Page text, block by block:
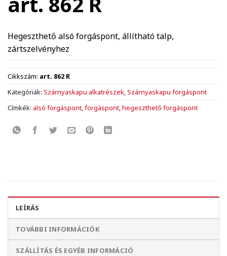
Hegeszthető alsó forgáspont, állítható talp,
zártszelvényhez
Cikkszám: art. 862 R
Kategóriák: Szárnyaskapu alkatrészek,Szárnyaskapu forgáspont
Címkék: alsó forgáspont,forgáspont,hegeszthető forgáspont
LEÍRÁS
TOVÁBBI INFORMÁCIÓK
SZÁLLÍTÁS ÉS EGYÉB INFORMÁCIÓ